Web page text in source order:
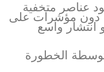
عناصر متخفية
دون مؤشرات على
انتشار واسع
الخطورة